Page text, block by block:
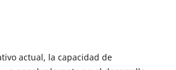
actual, la capacidad de